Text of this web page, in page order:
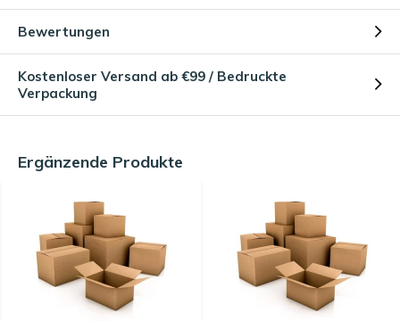
Bewertungen
Kostenloser Versand ab €99 / Bedruckte
Verpackung
Ergänzende Produkte